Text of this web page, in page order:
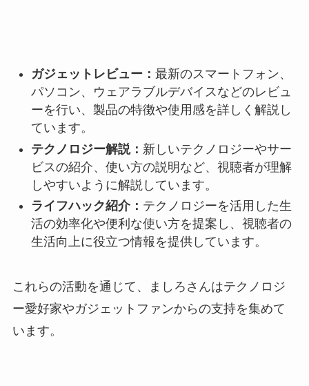
ガジェットレビュー： 最新のスマートフォン、
パソコン、ウェアラブルデバイスなどのレビュ
ーを行い、製品の特徴や使用感を詳しく解説し
ています。
テクノロジー解説： 新しいテクノロジーやサー
ビスの紹介、使い方の説明など、視聴者が理解
しやすいように解説しています。
ライフハック紹介： テクノロジーを活用した生
活の効率化や便利な使い方を提案し、視聴者の
生活向上に役立つ情報を提供しています。
これらの活動を通じて、ましろさんはテクノロジ
ー愛好家やガジェットファンからの支持を集めて
います。